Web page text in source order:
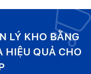
LÝ KHO BẰNG
HIỆU QUẢ CHO